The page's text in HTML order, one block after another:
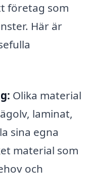
företag som
Här är
Olika material
laminat,
sina egna
material som
och